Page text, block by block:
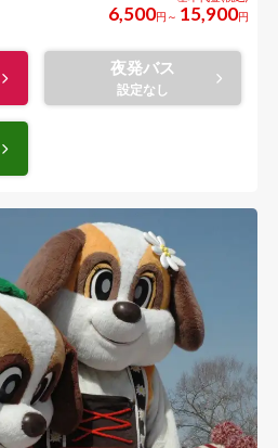
6,500円～ 15,900円
夜発バス